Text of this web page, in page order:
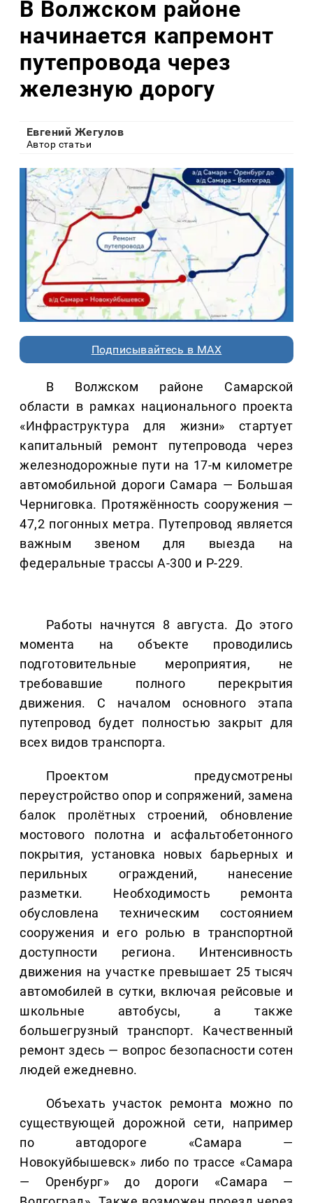
В Волжском районе
начинается капремонт
путепровода через
железную дорогу
Евгений Жегулов
Автор статьи
Подписывайтесь в MAX
В Волжском районе Самарской
области в рамках национального проекта
«Инфраструктура для жизни» стартует
капитальный ремонт путепровода через
железнодорожные пути на 17-м километре
автомобильной дороги Самара — Большая
Черниговка. Протяжённость сооружения —
47,2 погонных метра. Путепровод является
важным звеном для выезда на
федеральные трассы А-300 и Р-229.
Работы начнутся 8 августа. До этого
момента на объекте проводились
подготовительные мероприятия, не
требовавшие полного перекрытия
движения. С началом основного этапа
путепровод будет полностью закрыт для
всех видов транспорта.
Проектом предусмотрены
переустройство опор и сопряжений, замена
балок пролётных строений, обновление
мостового полотна и асфальтобетонного
покрытия, установка новых барьерных и
перильных ограждений, нанесение
разметки. Необходимость ремонта
обусловлена техническим состоянием
сооружения и его ролью в транспортной
доступности региона. Интенсивность
движения на участке превышает 25 тысяч
автомобилей в сутки, включая рейсовые и
школьные автобусы, а также
большегрузный транспорт. Качественный
ремонт здесь — вопрос безопасности сотен
людей ежедневно.
Объехать участок ремонта можно по
существующей дорожной сети, например
по автодороге «Самара —
Новокуйбышевск» либо по трассе «Самара
— Оренбург» до дороги «Самара —